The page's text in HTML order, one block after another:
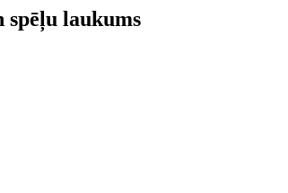
spēļu laukums